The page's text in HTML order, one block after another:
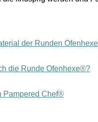
der Runden
die Runde Ofenhexe®?
Pampered Chef®